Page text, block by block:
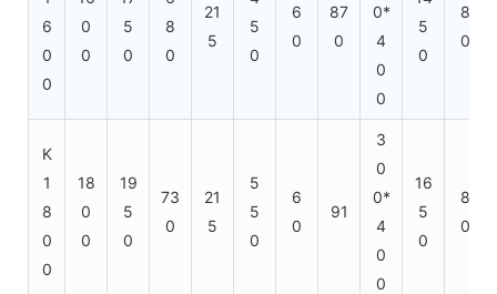
6
0
0
0
0
5
0
8
0
21
5
5
0
6
0
87
0
0*
4
0
0
5
0
8
0
K
1
8
0
0
18
0
0
19
5
0
73
0
21
5
5
5
0
6
0
91
3
0
0*
4
0
0
16
5
0
8
0